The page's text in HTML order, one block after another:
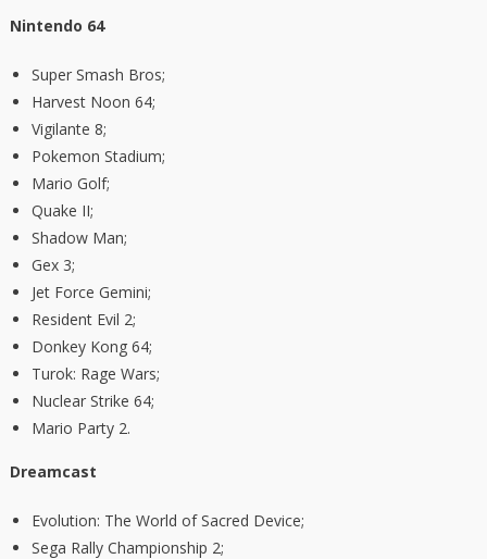
Nintendo 64
Super Smash Bros;
Harvest Noon 64;
Vigilante 8;
Pokemon Stadium;
Mario Golf;
Quake II;
Shadow Man;
Gex 3;
Jet Force Gemini;
Resident Evil 2;
Donkey Kong 64;
Turok: Rage Wars;
Nuclear Strike 64;
Mario Party 2.
Dreamcast
Evolution: The World of Sacred Device;
Sega Rally Championship 2;